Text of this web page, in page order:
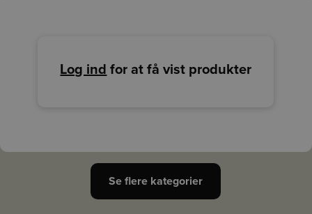
Log ind for at få vist produkter
Se flere kategorier